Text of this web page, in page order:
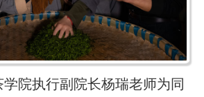
院执行副院长杨瑞老师为同